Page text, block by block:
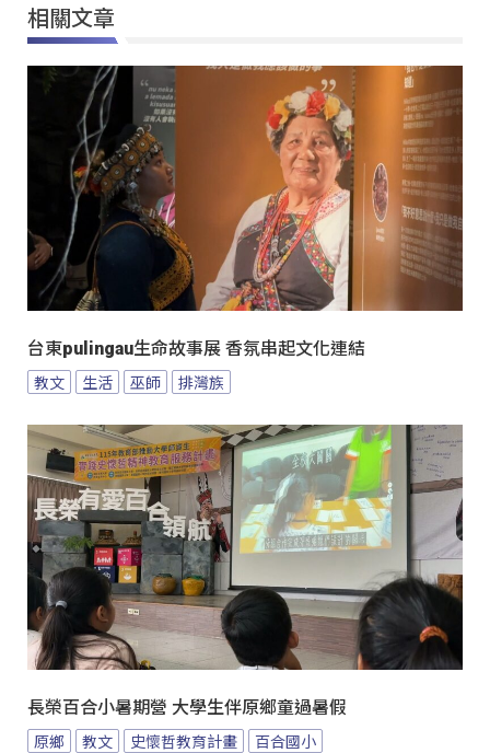
相關文章
台東pulingau生命故事展 香氛串起文化連結
教文 生活 巫師 排灣族
長榮百合小暑期營 大學生伴原鄉童過暑假
原鄉 教文 史懷哲教育計畫 百合國小